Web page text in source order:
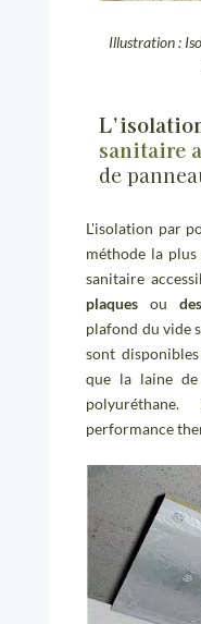
Illustration :
sanitaire
de
L'isolation par
méthode la
sanitaire
plaques ou
plafond du vide
sont
que la laine
performance